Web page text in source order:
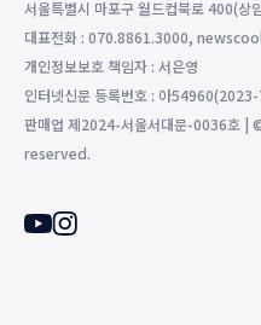
서울특별시 마포구 월드컵북로 400(상
대표전화 : 070.8861.3000,
개인정보보호 책임자 : 서은영
인터넷신문 등록번호 : 아
판매업 제2024-서울서대문-0036호
reserved.